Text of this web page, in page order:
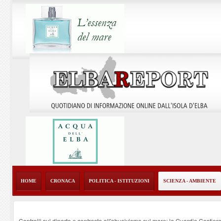
HOME CRONACA POLITICA - ISTITUZIONI SCIENZA - AMBIENTE